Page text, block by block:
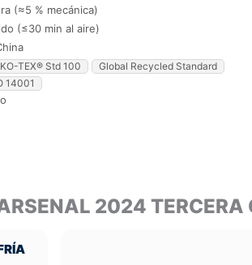
(≈5 % mecánica)
(≤30 min al aire)
TEX® Std 100
Global Recycled Standard
14001
2024 TERCERA